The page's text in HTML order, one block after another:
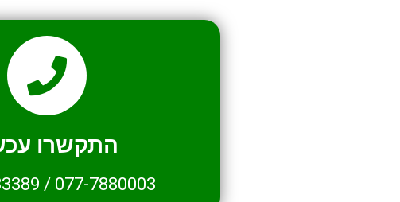
התקשרו
077-7880003
/